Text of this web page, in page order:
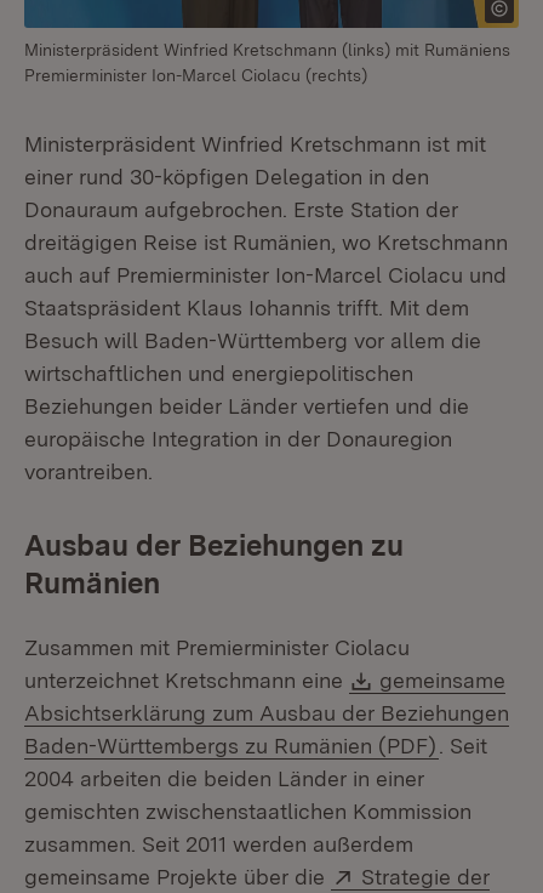
Ministerpräsident Winfried Kretschmann (links) mit Rumäniens
Premierminister Ion-Marcel Ciolacu (rechts)
Ministerpräsident Winfried Kretschmann ist mit
einer rund 30-köpfigen Delegation in den
Donauraum aufgebrochen. Erste Station der
dreitägigen Reise ist Rumänien, wo Kretschmann
auch auf Premierminister Ion-Marcel Ciolacu und
Staatspräsident Klaus Iohannis trifft. Mit dem
Besuch will Baden-Württemberg vor allem die
wirtschaftlichen und energiepolitischen
Beziehungen beider Länder vertiefen und die
europäische Integration in der Donauregion
vorantreiben.
Ausbau der Beziehungen zu
Rumänien
Zusammen mit Premierminister Ciolacu
unterzeichnet Kretschmann eine
Download:
gemeinsame
Absichtserklärung zum Ausbau der Beziehungen
Baden-Württembergs zu Rumänien (PDF) (Öffnet in
. Seit
2004 arbeiten die beiden Länder in einer
gemischten zwischenstaatlichen Kommission
zusammen. Seit 2011 werden außerdem
gemeinsame Projekte über die
Extern:
Strategie der